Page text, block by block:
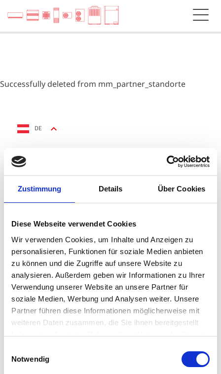
Zustimmung Details Über Cookies
Diese Webseite verwendet Cookies
Wir verwenden Cookies, um Inhalte und Anzeigen zu
personalisieren, Funktionen für soziale Medien anbieten
zu können und die Zugriffe auf unsere Website zu
analysieren. Außerdem geben wir Informationen zu Ihrer
Verwendung unserer Website an unsere Partner für
soziale Medien, Werbung und Analysen weiter. Unsere
Partner führen diese Informationen möglicherweise mit
weiteren Daten zusammen, die Sie ihnen bereitgestellt
haben oder die sie im Rahmen Ihrer Nutzung der Dienste
Vollständige Datenschutzerklärung anzeigen
Notwendig
Successfully deleted from mm_partner_standorte
DE
Air-Cond International GmbH
Haushamer Straße 2
8054 Graz-Seiersberg
Austria
Telefon: +43 316 8089
E-Mail:aircond.office@carrier.com
AIR-COND International